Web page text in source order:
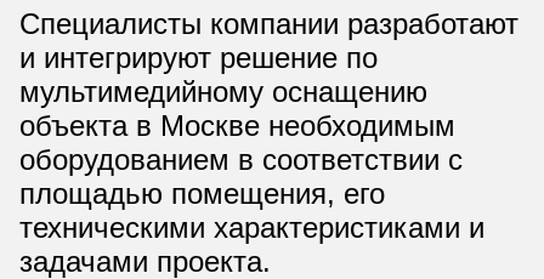
Специалисты компании разработают
и интегрируют решение по
мультимедийному оснащению
объекта в Москве необходимым
оборудованием в соответствии с
площадью помещения, его
техническими характеристиками и
задачами проекта.